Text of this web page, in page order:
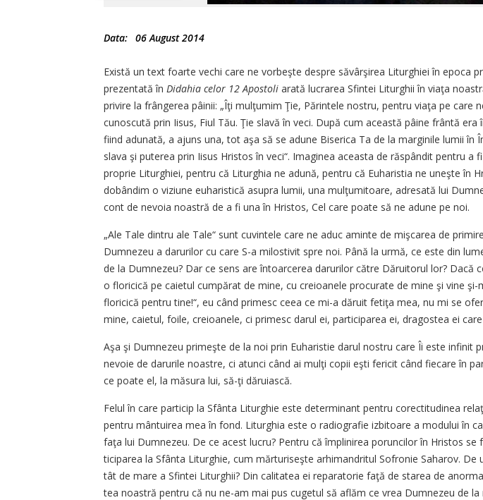
Data: 06 August 2014
Există un text foarte vechi care ne vor­beş­te despre s­ă­vâr­şirea Liturghiei în epoca
prezentată în Didahia ce­lor 12 Apostoli arată lucrarea Sfin­tei Liturghii în viaţa
privire la frângerea pâinii: „Îţi mul­ţu­mim Ţie, Părintele nostru, pentru viaţa pe care
cunoscută prin Iisus, Fiul Tău. Ţie slavă în veci. După cum această pâine frântă
fiind a­dunată, a ajuns una, tot aşa să se adune Biserica Ta de la mar­ginile lumii în
slava şi pute­rea prin Iisus Hristos în veci“. Ima­ginea aceasta de răspândit pen­tru a
proprie Liturghiei, pentru că Li­turghia ne adună, pentru că Eu­haristia ne uneşte în
dobândim o vi­zi­u­ne euharistică asupra lumii, u­na mulţumitoare, adresată lui
cont de nevoia noastră de a fi una în Hristos, Cel care poate să ne adune pe noi.
„Ale Tale dintru ale Tale“ sunt cuvintele care ne aduc a­min­­te de mişcarea de
Dumnezeu a da­rurilor cu care S-a milostivit spre noi. Până la urmă, ce este din
de la Dumnezeu? Dar ce sens are întoarcerea darurilor că­tre Dăruitorul lor? Dacă
o flori­ci­­că pe caietul cumpărat de mi­ne, cu creioanele procurate de mi­ne şi vine şi-
floricică pentru tine!“, eu când primesc ceea ce mi-a dă­ruit fetiţa mea, nu mi se
mine, ca­ietul, foile, creioanele, ci pri­mesc darul ei, participarea ei, dra­gostea ei
Aşa şi Dumnezeu primeşte de la noi prin Euharistie darul nos­tru care Îi este infinit
nevoie de da­rurile noastre, ci atunci când ai mulţi copii eşti fericit când fie­care în
ce poate el, la măsura lui, să-ţi dăruiască.
Felul în care particip la Sfân­ta Liturghie este determinant pentru corectitudinea
pentru mântuirea mea în fond. Li­tur­ghia este o radiografie iz­bi­toa­re a modului în
faţa lui Dum­nezeu. De ce acest lucru? Pen­tru că împlinirea poruncilor în Hris­tos
ticiparea la Sfânta Li­tur­ghie, cum mărturiseşte arhi­man­­dri­tul Sofronie Saharov.
tât de mare a Sfintei Liturghii? Din calitatea ei reparatorie fa­ţă de starea de
tea noastră pen­tru că nu ne-am mai pus cu­ge­tul să aflăm ce vrea Dum­nezeu de la